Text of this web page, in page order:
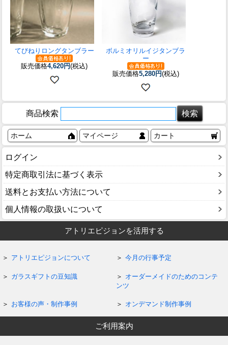
てびねりロングタンブラー
販売価格4,620円(税込)
ボルミオリルイジタンブラ
ー
販売価格5,280円(税込)
商品検索
ホーム マイページ カート
ログイン
特定商取引法に基づく表示
送料とお支払い方法について
個人情報の取扱いについて
アトリエピジョンを活用する
アトリエピジョンについて 今月の行事予定
ガラスギフトの豆知識
オーダーメイドのためのコンテ
ンツ
お客様の声・制作事例 オンデマンド制作事例
ご利用案内